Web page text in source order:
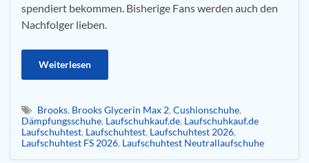
spendiert bekommen. Bisherige Fans werden auch den
Nachfolger lieben.
Weiterlesen
Brooks, Brooks Glycerin Max 2, Cushionschuhe,
Dämpfungsschuhe, Laufschuhkauf.de, Laufschuhkauf.de
Laufschuhtest, Laufschuhtest, Laufschuhtest 2026,
Laufschuhtest FS 2026, Laufschuhtest Neutrallaufschuhe